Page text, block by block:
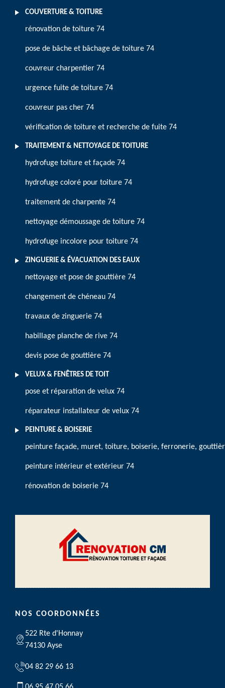
COUVERTURE & TOITURE
rénovation de toiture 74
pose de bâche et bâchage de toiture 74
couvreur charpentier 74
urgence fuite de toiture 74
couvreur pas cher 74
vérification de toiture et recherche de fuite 74
TRAITEMENT & NETTOYAGE DE TOITURE
hydrofuge toiture et façade 74
hydrofuge coloré pour toiture 74
traitement de charpente 74
nettoyage démoussage de toiture 74
hydrofuge incolore pour toiture 74
ZINGUERIE & ÉVACUATION DES EAUX
nettoyage et pose de gouttière 74
changement de chéneau 74
travaux de zinguerie 74
habillage planche de rive 74
devis pose de gouttière 74
VELUX & FENÊTRES DE TOIT
pose et réparation de velux 74
réparateur installateur de velux 74
PEINTURE & BOISERIE
peinture façade, muret, toiture, boiserie, ferronerie,
peinture intérieur et extérieur 74
rénovation de boiserie 74
NOS COORDONNÉES
522 Rte d'Honnay
74130 Ayse
04 82 29 66 13